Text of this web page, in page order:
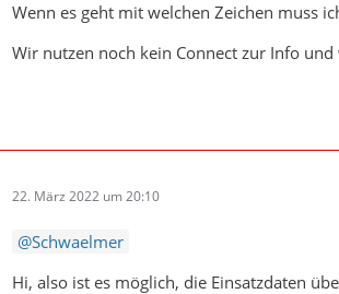
Wenn es geht mit welchen Zeichen muss
Wir nutzen noch kein Connect zur Info
22. März 2022 um 20:10
Schwaelmer
Hi, also ist es möglich, die Einsatzdaten